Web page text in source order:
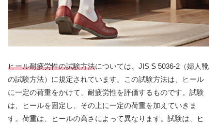
ヒール耐疲労性の試験方法については、JIS S 5036-2（婦人靴
の試験方法）に規定されています。この試験方法は、ヒール
に一定の荷重をかけて、耐疲労性を評価するものです。試験
は、ヒールを固定し、その上に一定の荷重を加えていきま
す。荷重は、ヒールの高さによって異なります。試験は、ヒ